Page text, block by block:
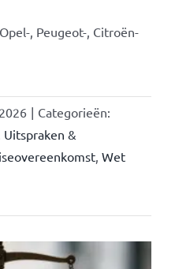
, Peugeot-, Citroën-
| Categorieën:
Uitspraken &
, Wet